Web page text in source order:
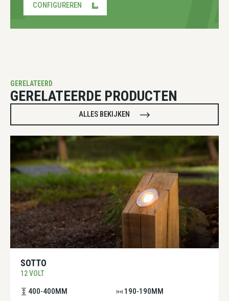
CONFIGUREREN
GERELATEERD
GERELATEERDE PRODUCTEN
ALLES BEKIJKEN
SOTTO
12 VOLT
400-400MM 190-190MM